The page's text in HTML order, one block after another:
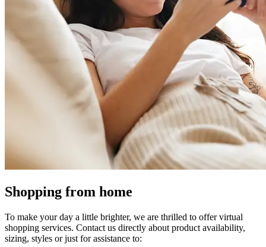
Shopping from home
To make your day a little brighter, we are thrilled to offer virtual
shopping services. Contact us directly about product availability,
sizing, styles or just for assistance to: